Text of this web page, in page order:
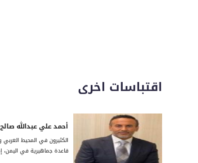
اقتباسات اخرى
أحمد علي عبدالله صالح
الكثيرون في المحيط العربي
قاعدة جماهيرية في اليمن،